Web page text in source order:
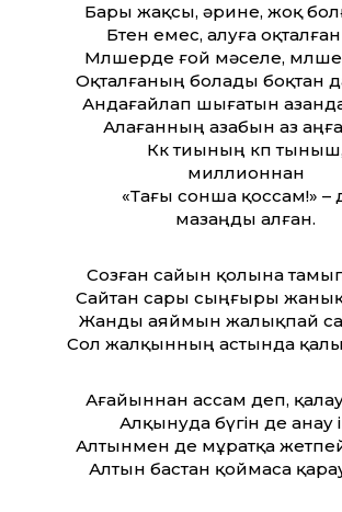
Бары жақсы, әрине, жоқ
Бөтен емес, алуға
Мөлшерде ғой мәселе,
Оқталғаның болады боқтан
Андаға­йлап шығатын
Алағанның азабын аз
Көк тиының көп тыныш,
миллионнан
«Тағы сонша қоссам!» –
мазаңды алған.
Созған сайын қолына тамып
Сайтан сары сыңғыры
Жанды аяймын жалықпай
Сол жалқынның астында
Аға­йыннан ассам деп,
Алқынуда бүгін де анау
Алтынмен де мұратқа
Алтын бастан қоймаса